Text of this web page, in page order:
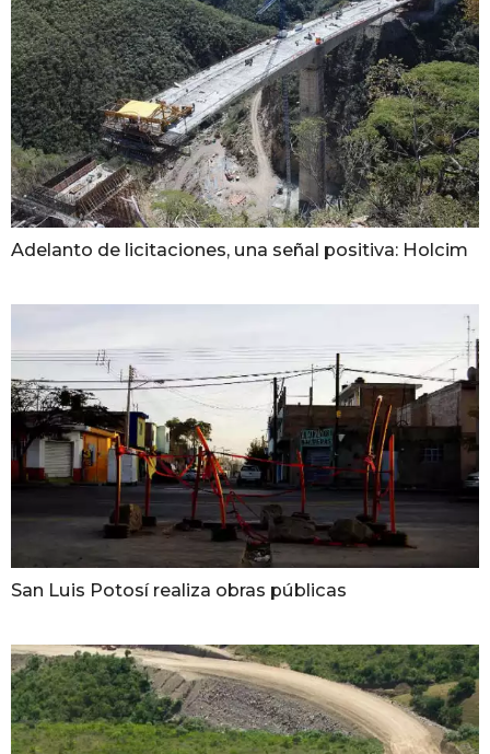
Adelanto de licitaciones, una señal positiva: Holcim
San Luis Potosí realiza obras públicas